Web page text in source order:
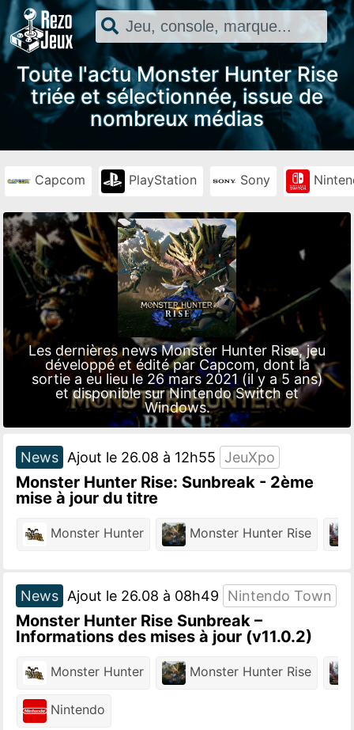
Toute l'actu Monster Hunter Rise
triée et sélectionnée, issue de
nombreux médias
Capcom PlayStation Sony
Les dernières news Monster Hunter Rise, jeu
développé et édité parCapcom, dont la
sortie a eu lieu le 26 mars 2021 (il y a 5 ans)
et disponible surNintendo Switchet
Windows.
News Ajout le 26.08 à 12h55 JeuXpo
Monster Hunter Rise: Sunbreak - 2ème
mise à jour du titre
Monster Hunter Monster Hunter Rise
News Ajout le 26.08 à 08h49 Nintendo Town
Monster Hunter Rise Sunbreak –
Informations des mises à jour (v11.0.2)
Monster Hunter Monster Hunter Rise
Nintendo